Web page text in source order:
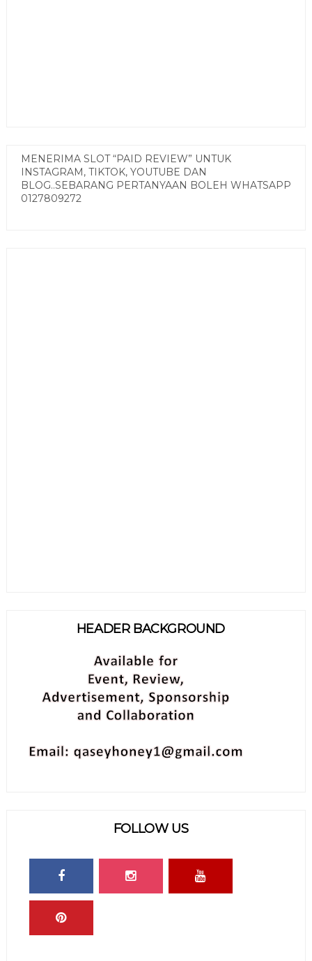
MENERIMA SLOT “PAID REVIEW” UNTUK
INSTAGRAM, TIKTOK, YOUTUBE DAN
BLOG..SEBARANG PERTANYAAN BOLEH WHATSAPP
0127809272
HEADER BACKGROUND
FOLLOW US